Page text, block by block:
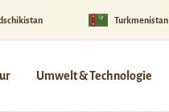
Turkmenistan
Umwelt & Technologie